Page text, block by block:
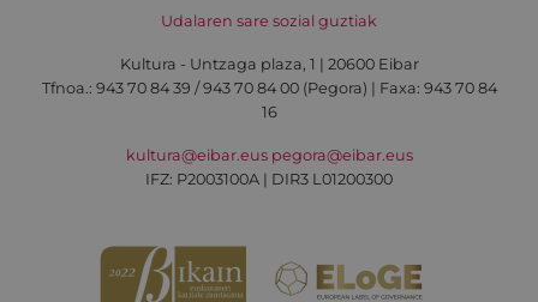
Udalaren sare sozial guztiak
Kultura - Untzaga plaza, 1 | 20600 Eibar
Tfnoa.: 943 70 84 39 / 943 70 84 00 (Pegora) | Faxa: 943 70 84
16
kultura@eibar.eus pegora@eibar.eus
IFZ: P2003100A | DIR3 L01200300